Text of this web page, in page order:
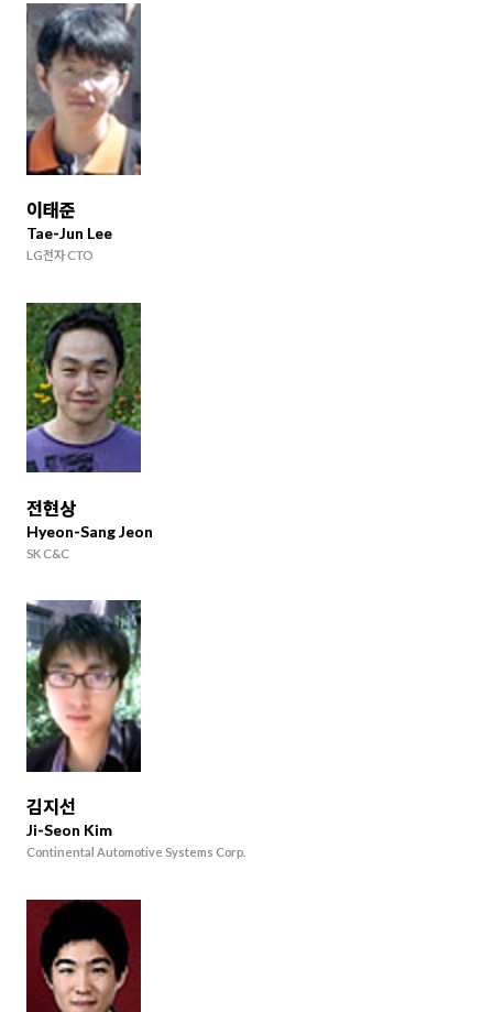
이태준
Tae-Jun Lee
LG전자 CTO
전현상
Hyeon-Sang Jeon
SK C&C
김지선
Ji-Seon Kim
Continental Automotive Systems Corp.